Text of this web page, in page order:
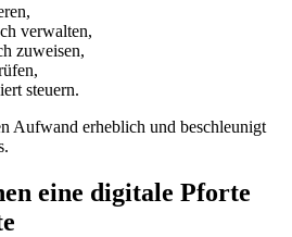
verwalten,
zuweisen,
steuern.
Aufwand erheblich und beschleunigt
eine digitale Pforte